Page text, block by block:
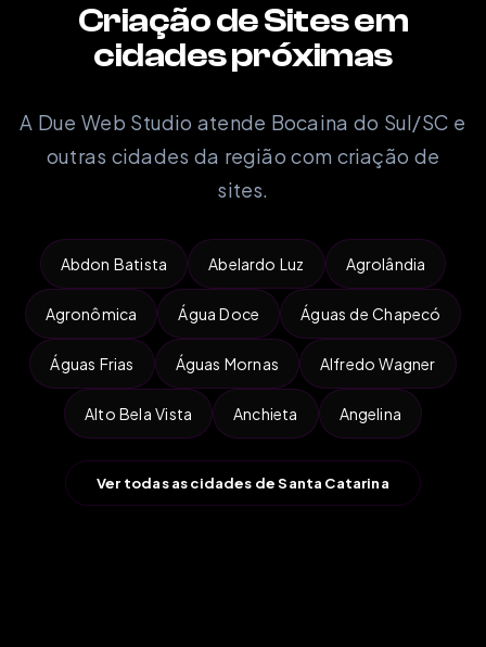
Criação de Sites em
cidades próximas
A Due Web Studio atende Bocaina do Sul/SC e
outras cidades da região com criação de
sites.
Abdon Batista Abelardo Luz Agrolândia
Agronômica Água Doce Águas de Chapecó
Águas Frias Águas Mornas Alfredo Wagner
Alto Bela Vista Anchieta Angelina
Ver todas as cidades de Santa Catarina